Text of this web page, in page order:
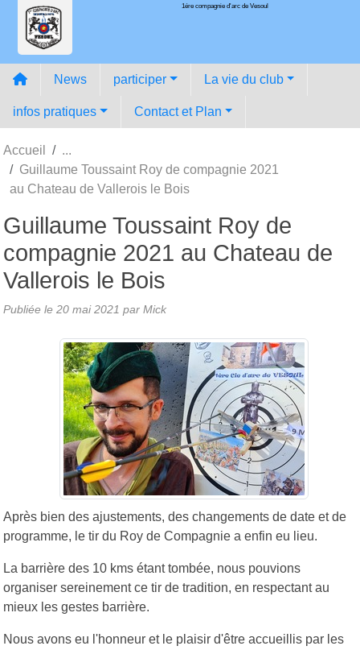
1ére compagnie d'arc de Vesoul
News participer La vie du club
infos pratiques Contact et Plan
Accueil
Guillaume Toussaint Roy de compagnie 2021
au Chateau de Vallerois le Bois
Guillaume Toussaint Roy de
compagnie 2021 au Chateau de
Vallerois le Bois
Publiée le 20 mai 2021 par Mick
Après bien des ajustements, des changements de date et de
programme, le tir du Roy de Compagnie a enfin eu lieu.
La barrière des 10 kms étant tombée, nous pouvions
organiser sereinement ce tir de tradition, en respectant au
mieux les gestes barrière.
Nous avons eu l'honneur et le plaisir d'être accueillis par les
Panneau de gestion des cookies